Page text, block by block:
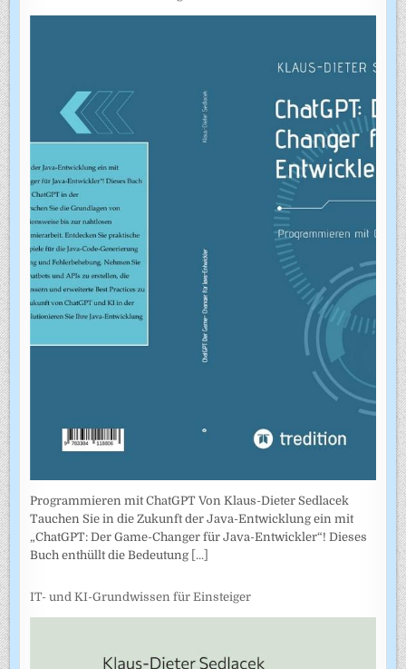
Programmieren mit ChatGPT Von Klaus-Dieter Sedlacek
Tauchen Sie in die Zukunft der Java-Entwicklung ein mit
„ChatGPT: Der Game-Changer für Java-Entwickler“! Dieses
Buch enthüllt die Bedeutung [...]
IT- und KI-Grundwissen für Einsteiger